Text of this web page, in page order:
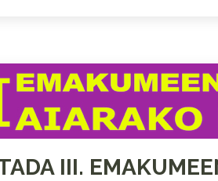
III.